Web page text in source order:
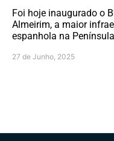
Foi hoje inaugurado o
Almeirim, a maior
espanhola na
27 de Junho, 2025